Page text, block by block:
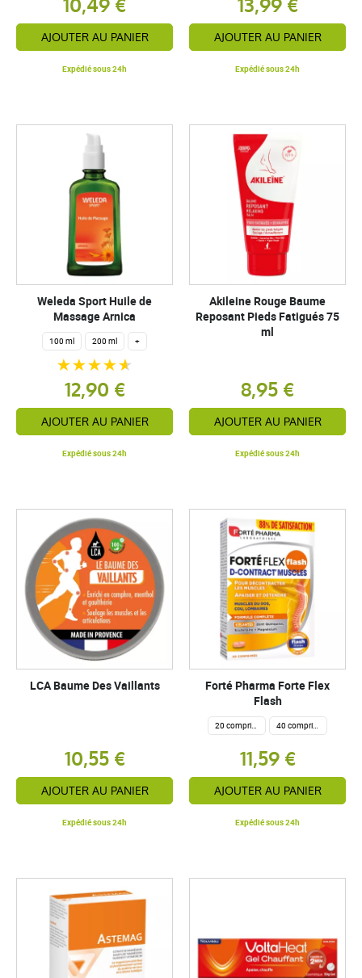
10,49 €
AJOUTER AU PANIER
Expédié sous 24h
13,99 €
AJOUTER AU PANIER
Expédié sous 24h
Weleda Sport Huile de
Massage Arnica
100 ml 200 ml +
12,90 €
AJOUTER AU PANIER
Expédié sous 24h
Akileine Rouge Baume
Reposant Pieds Fatigués 75
ml
8,95 €
AJOUTER AU PANIER
Expédié sous 24h
LCA Baume Des Vaillants
10,55 €
AJOUTER AU PANIER
Expédié sous 24h
Forté Pharma Forte Flex
Flash
20 comprimés 40 comprimés
11,59 €
AJOUTER AU PANIER
Expédié sous 24h